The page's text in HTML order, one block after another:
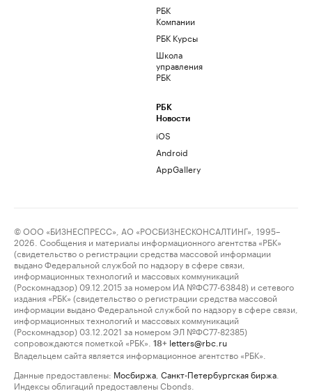
РБК
Компании
РБК Курсы
Школа
управления
РБК
РБК
Новости
iOS
Android
AppGallery
© ООО «БИЗНЕСПРЕСС», АО «РОСБИЗНЕСКОНСАЛТИНГ», 1995–
2026. Сообщения и материалы информационного агентства «РБК»
(свидетельство о регистрации средства массовой информации
выдано Федеральной службой по надзору в сфере связи,
информационных технологий и массовых коммуникаций
(Роскомнадзор) 09.12.2015 за номером ИА №ФС77-63848) и сетевого
издания «РБК» (свидетельство о регистрации средства массовой
информации выдано Федеральной службой по надзору в сфере связи,
информационных технологий и массовых коммуникаций
(Роскомнадзор) 03.12.2021 за номером ЭЛ №ФС77-82385)
сопровождаются пометкой «РБК».
18+ letters@rbc.ru
Владельцем сайта является информационное агентство «РБК».
Данные предоставлены: Мосбиржа Санкт-Петербургская биржа
Индексы облигаций предоставлены Cbonds.